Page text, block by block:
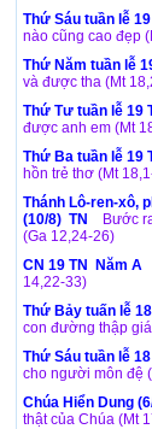
Thứ Sáu tuần lễ
nào cũng cao đẹp
Thứ Năm tuần lễ
và được tha (Mt
Thứ Tư tuần lễ 19
được anh em (Mt
Thứ Ba tuần lễ 19
hồn trẻ thơ (Mt
Thánh Lô-ren-xô,
(10/8) TN
Bước
(Ga 12,24-26)
CN 19 TN Năm A
14,22-33)
Thứ Bảy tuấn lễ
con đường thập
Thứ Sáu tuần lễ
cho người môn đệ
Chúa Hiển Dung
thật của Chúa (Mt